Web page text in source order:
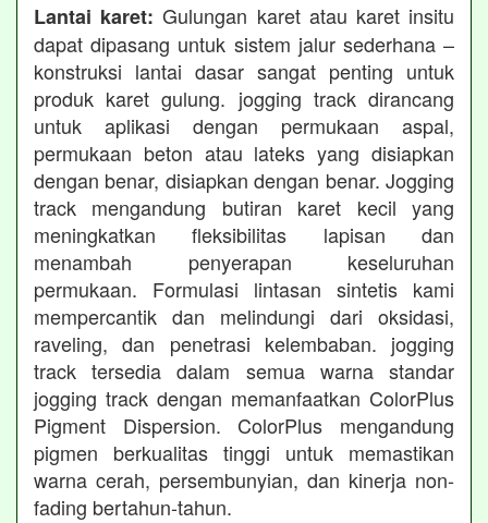
Lantai karet: Gulungan karet atau karet insitu
dapat dipasang untuk sistem jalur sederhana –
konstruksi lantai dasar sangat penting untuk
produk karet gulung. jogging track dirancang
untuk aplikasi dengan permukaan aspal,
permukaan beton atau lateks yang disiapkan
dengan benar, disiapkan dengan benar. Jogging
track mengandung butiran karet kecil yang
meningkatkan fleksibilitas lapisan dan
menambah penyerapan keseluruhan
permukaan. Formulasi lintasan sintetis kami
mempercantik dan melindungi dari oksidasi,
raveling, dan penetrasi kelembaban. jogging
track tersedia dalam semua warna standar
jogging track dengan memanfaatkan ColorPlus
Pigment Dispersion. ColorPlus mengandung
pigmen berkualitas tinggi untuk memastikan
warna cerah, persembunyian, dan kinerja non-
fading bertahun-tahun.